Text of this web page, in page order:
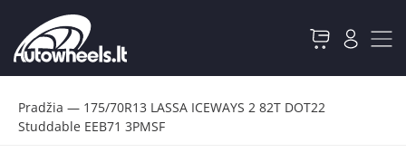
Pradžia — 175/70R13 LASSA ICEWAYS 2 82T DOT22
Studdable EEB71 3PMSF